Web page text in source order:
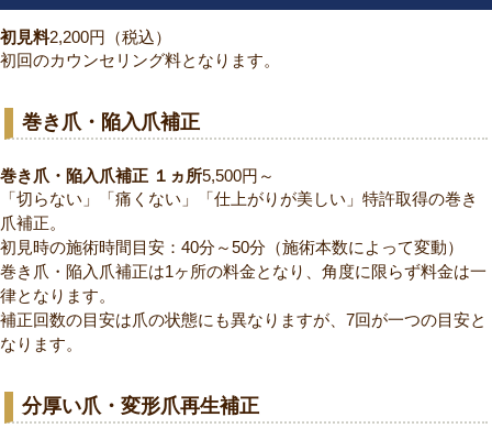
初見料2,200円（税込）
初回のカウンセリング料となります。
巻き爪・陥入爪補正
巻き爪・陥入爪補正 １ヵ所5,500円～
「切らない」「痛くない」「仕上がりが美しい」特許取得の巻き
爪補正。
初見時の施術時間目安：40分～50分（施術本数によって変動）
巻き爪・陥入爪補正は1ヶ所の料金となり、角度に限らず料金は一
律となります。
補正回数の目安は爪の状態にも異なりますが、7回が一つの目安と
なります。
分厚い爪・変形爪再生補正